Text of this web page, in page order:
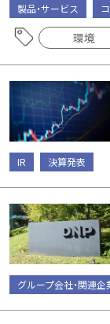
製品・サービス
環境
IR 決算発表
グループ会社・関連